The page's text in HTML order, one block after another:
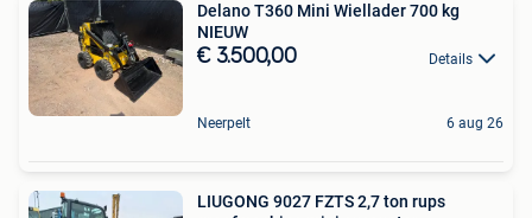
Delano T360 Mini Wiellader 700 kg
NIEUW
€ 3.500,00 Details
Neerpelt 6 aug 26
LIUGONG 9027 FZTS 2,7 ton rups